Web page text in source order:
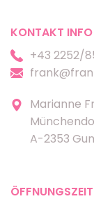
KONTAKT INFO
+43 2252/
Marianne
A-2353